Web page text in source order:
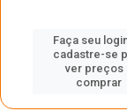
Faça seu
cadastre-se
ver preços
comprar